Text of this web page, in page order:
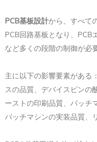
PCB基板設計から、すべて
PCB回路基板となり、PCB
など多くの段階の制御が必
主に以下の影響要素がある
スの品質、デバイスピンの
ーストの印刷品質、パッチ
パッチマシンの実装品質、